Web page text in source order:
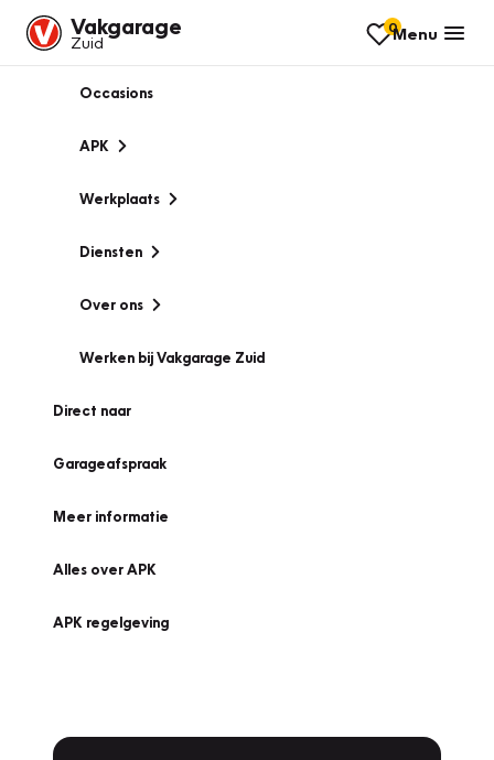
Vakgarage
Zuid
0Menu
Occasions
APK
Werkplaats
Diensten
Over ons
Werken bij Vakgarage Zuid
Direct naar
Garageafspraak
Meer informatie
Alles over APK
APK regelgeving